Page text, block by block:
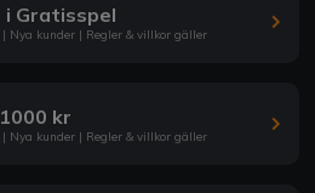
i Gratisspel
Nya kunder | Regler & villkor gäller
kr
Nya kunder | Regler & villkor gäller